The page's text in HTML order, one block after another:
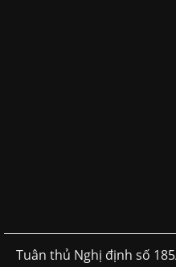
Tuân thủ Nghị định số